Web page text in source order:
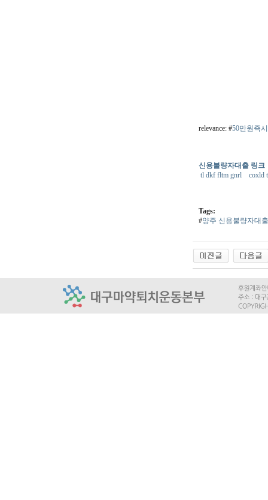
relevance: #50만원즉
신용불량자대출 링크
tl dkf fltm gnrl
coxld
Tags:
#양주 신용불량자대출